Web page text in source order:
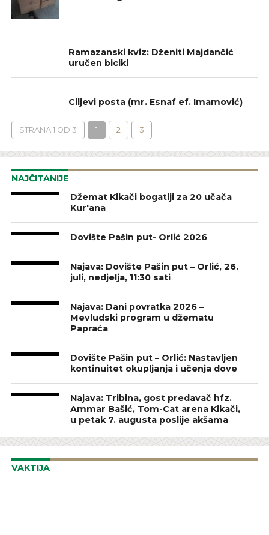
Ramazanski kviz: Dženiti Majdančić
uručen bicikl
Ciljevi posta (mr. Esnaf ef. Imamović)
STRANA 1 OD 3 1 2 3
NAJČITANIJE
Džemat Kikači bogatiji za 20 učača
Kur'ana
Dovište Pašin put- Orlić 2026
Najava: Dovište Pašin put – Orlić, 26.
juli, nedjelja, 11:30 sati
Najava: Dani povratka 2026 –
Mevludski program u džematu
Papraća
Dovište Pašin put – Orlić: Nastavljen
kontinuitet okupljanja i učenja dove
Najava: Tribina, gost predavač hfz.
Ammar Bašić, Tom-Cat arena Kikači,
u petak 7. augusta poslije akšama
VAKTIJA